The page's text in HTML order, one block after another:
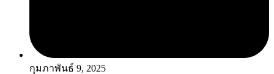
กุมภาพันธ์ 9, 2025